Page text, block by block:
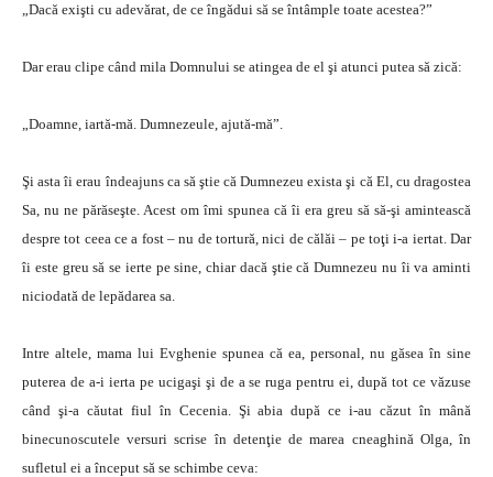
„Dacă exişti cu adevărat, de ce îngădui să se întâmple toate acestea?”
Dar erau clipe când mila Domnului se atingea de el şi atunci putea să zică:
„Doamne, iartă-mă. Dumnezeule, ajută-mă”.
Şi asta îi erau îndeajuns ca să ştie că Dumnezeu exista şi că El, cu dragostea
Sa, nu ne părăseşte. Acest om îmi spunea că îi era greu să să-şi amintească
despre tot ceea ce a fost – nu de tortură, nici de călăi – pe toţi i-a iertat. Dar
îi este greu să se ierte pe sine, chiar dacă ştie că Dumnezeu nu îi va aminti
niciodată de lepădarea sa.
Intre altele, mama lui Evghenie spunea că ea, personal, nu găsea în sine
puterea de a-i ierta pe ucigaşi şi de a se ruga pentru ei, după tot ce văzuse
când şi-a căutat fiul în Cecenia. Şi abia după ce i-au căzut în mână
binecunoscutele versuri scrise în detenţie de marea cneaghină Olga, în
sufletul ei a început să se schimbe ceva: